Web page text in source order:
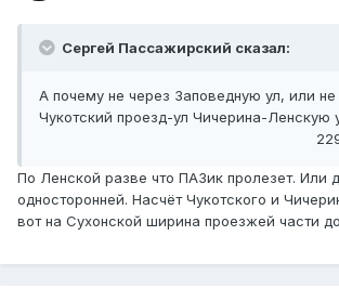
Сергей Пассажирский сказал:
А почему не через Заповедную ул, или не
Чукотский проезд-ул Чичерина-Ленскую
По Ленской разве что ПАЗик пролезет. Или
односторонней. Насчёт Чукотского и
вот на Сухонской ширина проезжей части